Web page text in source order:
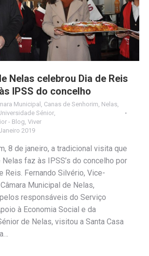
Nelas celebrou Dia de Reis
IPSS do concelho
Municipal , Canas de Senhorim, Nelas,
Sénior,
- Blog, Viver
2019
8 de janeiro, a tradicional visita que
faz às IPSS’s do concelho por
Reis. Fernando Silvério, Vice-
Municipal de Nelas,
responsáveis do Serviço
à Economia Social e da
de Nelas, visitou a Santa Casa